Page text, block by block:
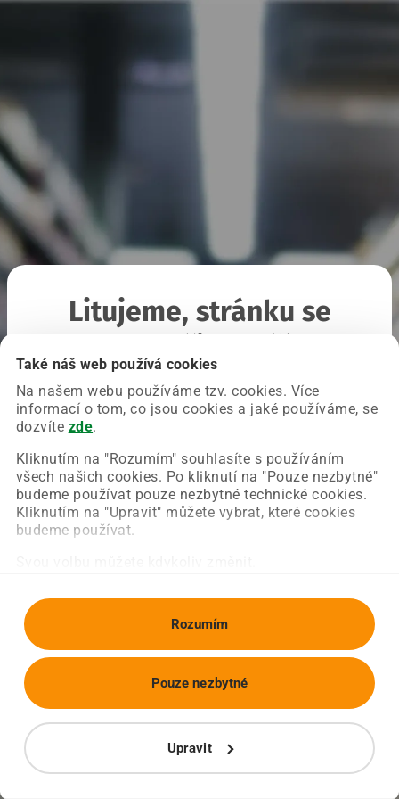
Také náš web používá cookies
Na našem webu používáme tzv. cookies. Více
informací o tom, co jsou cookies a jaké používáme, se
dozvíte zde.
Kliknutím na "Rozumím" souhlasíte s používáním
všech našich cookies. Po kliknutí na "Pouze nezbytné"
budeme používat pouze nezbytné technické cookies.
Kliknutím na "Upravit" můžete vybrat, které cookies
budeme používat.
Rozumím
Upravit
Pouze nezbytné
Litujeme, stránku se
Chyba nastala na naší straně a už ji opravujeme.
Zkuste prosím znovu načíst požadovanou stránku.
Obnovit stránku Úvodní strana